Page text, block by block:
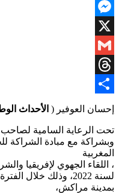
WhatsApp
Messenger
X
Gmail
Threads
Share
إحسان العوفير ( الأحداث
تحت الرعاية السامية
وبشراكة مع مبادة الشراكة
المغربية
، اللقاء الجهوي لإفريقيا
بمدينة مراكش،